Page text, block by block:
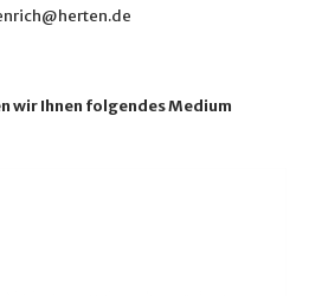
wir Ihnen folgendes Medium